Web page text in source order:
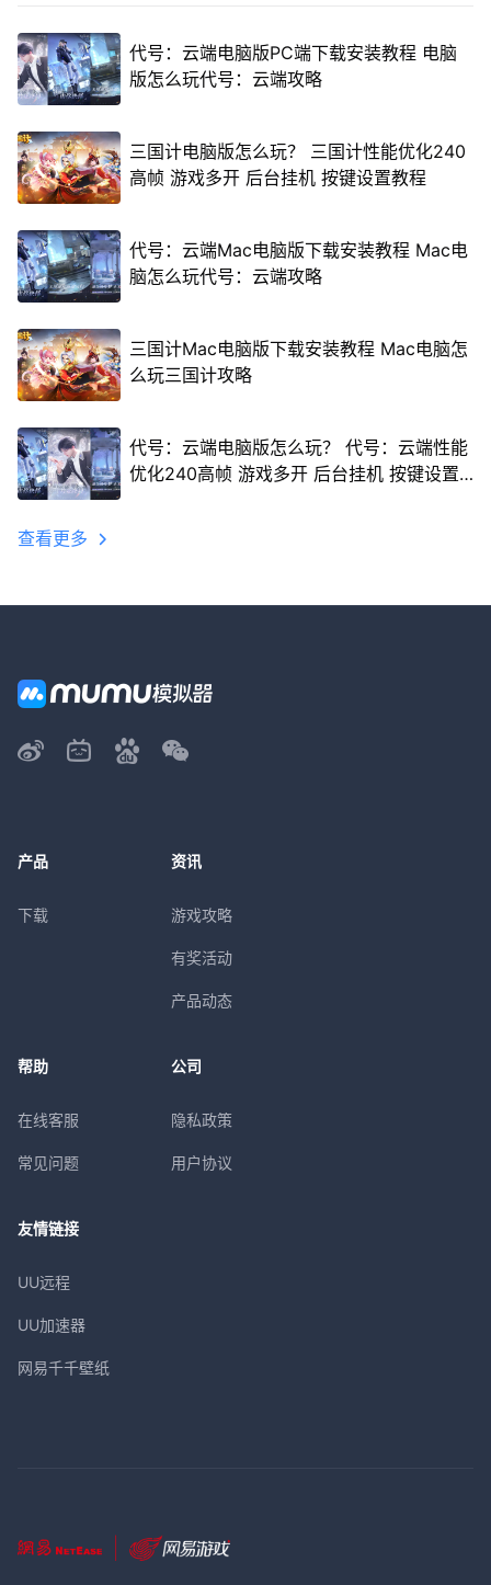
代号：云端电脑版PC端下载安装教程 电脑
版怎么玩代号：云端攻略
三国计电脑版怎么玩？ 三国计性能优化240
高帧 游戏多开 后台挂机 按键设置教程
代号：云端Mac电脑版下载安装教程 Mac电
脑怎么玩代号：云端攻略
三国计Mac电脑版下载安装教程 Mac电脑怎
么玩三国计攻略
代号：云端电脑版怎么玩？ 代号：云端性能
优化240高帧 游戏多开 后台挂机 按键设置
查看更多
产品
下载
资讯
游戏攻略
有奖活动
产品动态
帮助
在线客服
常见问题
公司
隐私政策
用户协议
友情链接
UU远程
UU加速器
网易千千壁纸